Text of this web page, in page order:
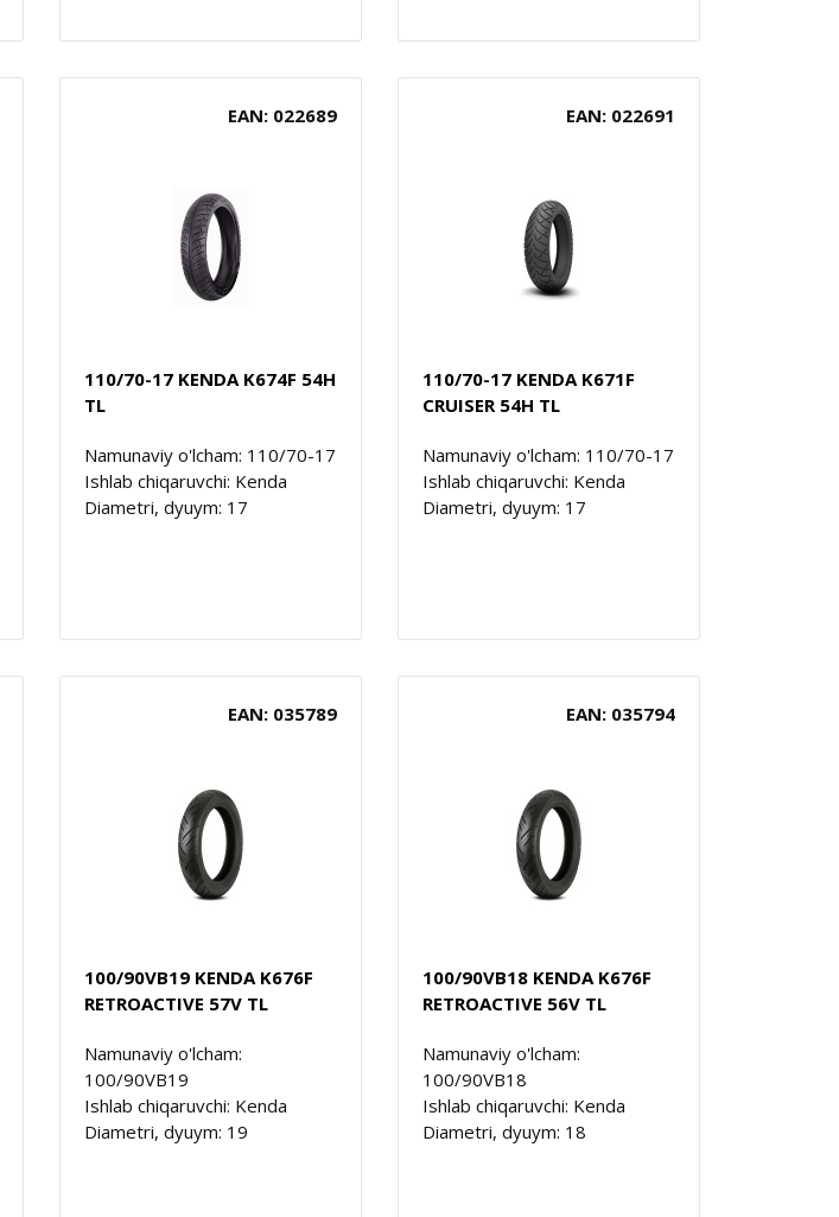
EAN: 022689
110/70-17 KENDA K674F 54H
TL
Namunaviy o'lcham: 110/70-17
Ishlab chiqaruvchi: Kenda
Diametri, dyuym: 17
EAN: 022691
110/70-17 KENDA K671F
CRUISER 54H TL
Namunaviy o'lcham: 110/70-17
Ishlab chiqaruvchi: Kenda
Diametri, dyuym: 17
EAN: 035789
100/90VB19 KENDA K676F
RETROACTIVE 57V TL
Namunaviy o'lcham:
100/90VB19
Ishlab chiqaruvchi: Kenda
Diametri, dyuym: 19
EAN: 035794
100/90VB18 KENDA K676F
RETROACTIVE 56V TL
Namunaviy o'lcham:
100/90VB18
Ishlab chiqaruvchi: Kenda
Diametri, dyuym: 18